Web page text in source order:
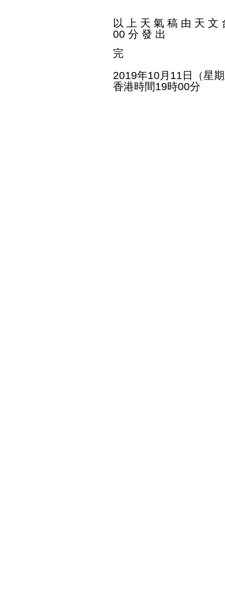
以 上 天 氣 稿 由 天 文
00 分 發 出
完
2019年10月11日（星
香港時間19時00分